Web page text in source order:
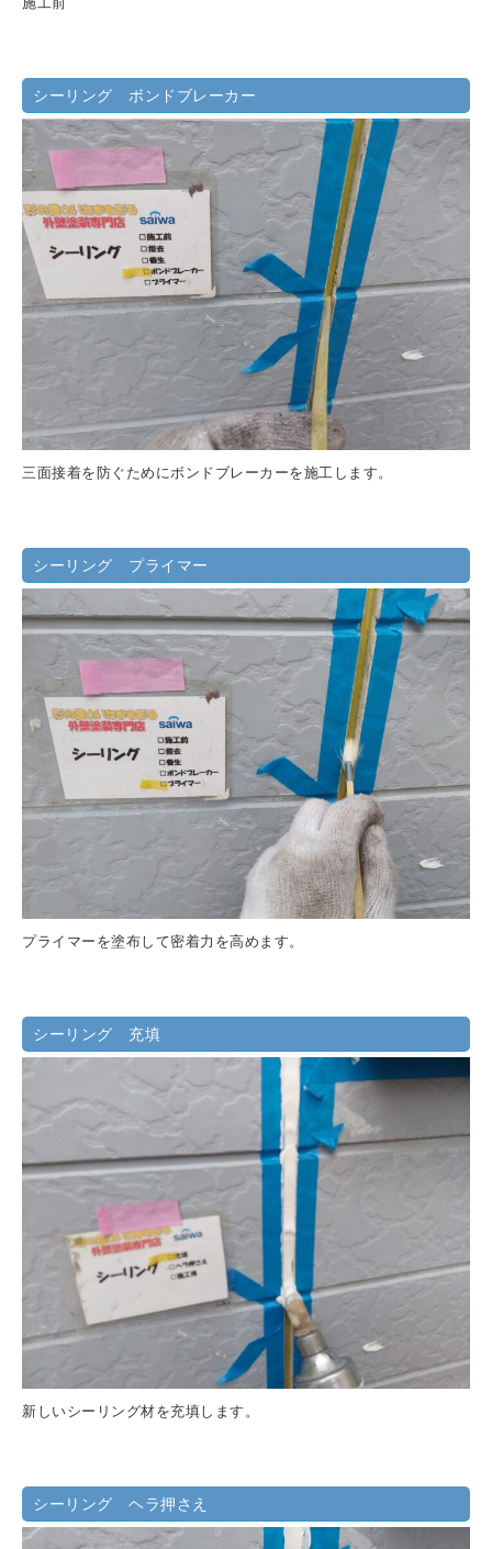
シーリング ボンドブレーカー
三面接着を防ぐためにボンドブレーカーを施工します。
シーリング プライマー
プライマーを塗布して密着力を高めます。
シーリング 充填
新しいシーリング材を充填します。
シーリング ヘラ押さえ